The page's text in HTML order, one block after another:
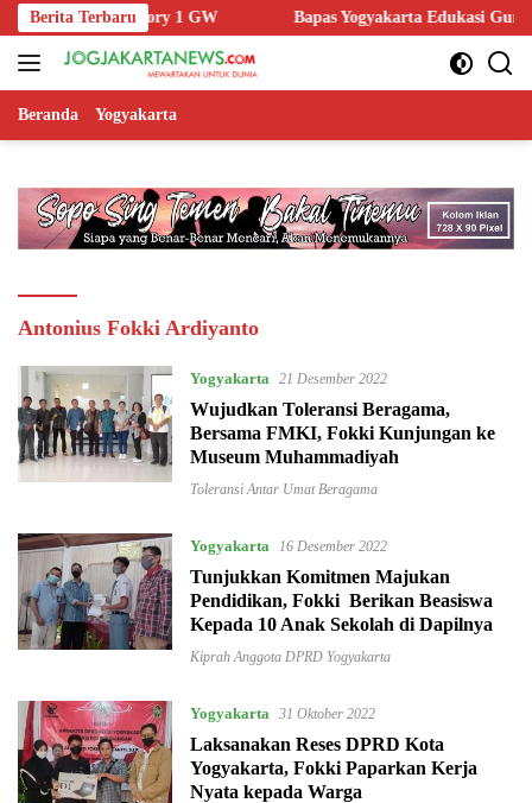
Langsung
ke
konten
Berita Terbaru
AI Factory 1 GW Bapas Yogyakarta Edukasi Guru
Beranda Yogyakarta
Antonius Fokki Ardiyanto
Yogyakarta 21 Desember 2022
Wujudkan Toleransi Beragama,
Bersama FMKI, Fokki Kunjungan ke
Museum Muhammadiyah
Toleransi Antar Umat Beragama
Yogyakarta 16 Desember 2022
Tunjukkan Komitmen Majukan
Pendidikan, Fokki Berikan Beasiswa
Kepada 10 Anak Sekolah di Dapilnya
Kiprah Anggota DPRD Yogyakarta
Yogyakarta 31 Oktober 2022
Laksanakan Reses DPRD Kota
Yogyakarta, Fokki Paparkan Kerja
Nyata kepada Warga